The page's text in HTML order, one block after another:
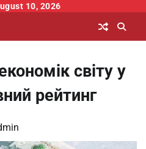
10, 2026
світу у
рейтинг